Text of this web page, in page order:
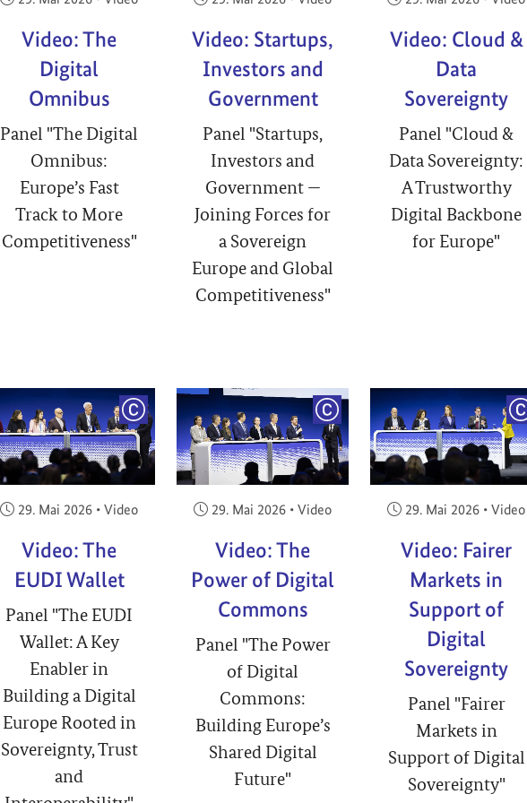
Video: The
Digital
Omnibus
Panel "The Digital
Omnibus:
Europe’s Fast
Track to More
Competitiveness"
Video: Startups,
Investors and
Government
Panel "Startups,
Investors and
Government —
Joining Forces for
a Sovereign
Europe and Global
Competitiveness"
Video: Cloud &
Data
Sovereignty
Panel "Cloud &
Data Sovereignty:
A Trustworthy
Digital Backbone
for Europe"
COPYRIGHT
Veröffentlicht am:
29. Mai 2026 • Video
Video: The
EUDI Wallet
Panel "The EUDI
Wallet: A Key
Enabler in
Building a Digital
Europe Rooted in
Sovereignty, Trust
and
COPYRIGHT
Veröffentlicht am:
29. Mai 2026 • Video
Video: The
Power of Digital
Commons
Panel "The Power
of Digital
Commons:
Building Europe’s
Shared Digital
Future"
Veröffentlicht am:
29. Mai 2026 • Video
Video: Fairer
Markets in
Support of
Digital
Sovereignty
Panel "Fairer
Markets in
Support of Digital
Sovereignty"